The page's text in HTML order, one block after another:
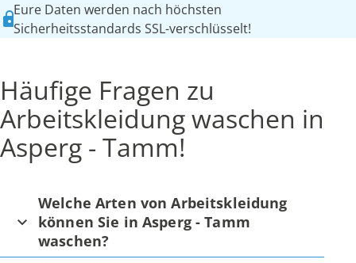
Eure Daten werden nach höchsten
Sicherheitsstandards SSL-verschlüsselt!
Häufige Fragen zu
Arbeitskleidung waschen in
Asperg - Tamm!
Welche Arten von Arbeitskleidung
können Sie in Asperg - Tamm
waschen?